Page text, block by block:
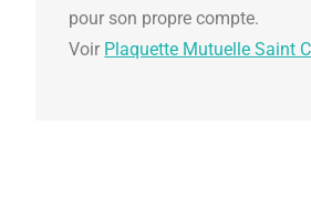
pour son propre compte.
Voir Plaquette Mutuelle Saint